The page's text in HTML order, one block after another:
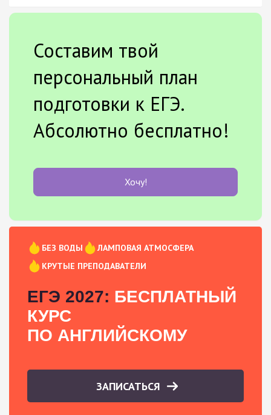
Составим твой
персональный план
подготовки к ЕГЭ.
Абсолютно бесплатно!
Хочу!
БЕЗ ВОДЫ
ЛАМПОВАЯ АТМОСФЕРА
КРУТЫЕ ПРЕПОДАВАТЕЛИ
ЕГЭ 2027: БЕСПЛАТНЫЙ
КУРС
ПО АНГЛИЙСКОМУ
ЗАПИСАТЬСЯ